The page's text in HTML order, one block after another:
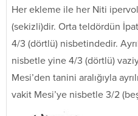
Her ekleme ile her Niti
(sekizli)dir. Orta teldördün
4/3 (dörtlü) nisbetindedir.
nisbetle yine 4/3 (dörtlü)
Mesi’den tanini aralığıyla
vakit Mesi’ye nisbetle 3/2